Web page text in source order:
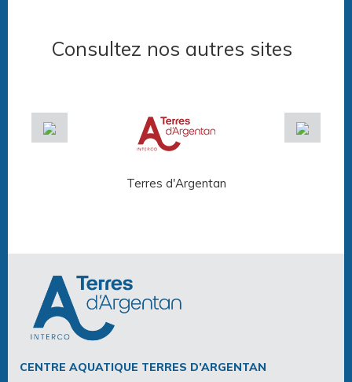
Consultez nos autres sites
Terres d'Argentan
CENTRE AQUATIQUE TERRES D’ARGENTAN